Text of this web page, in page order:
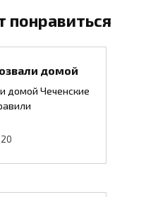
домой
домой Чеченские
20